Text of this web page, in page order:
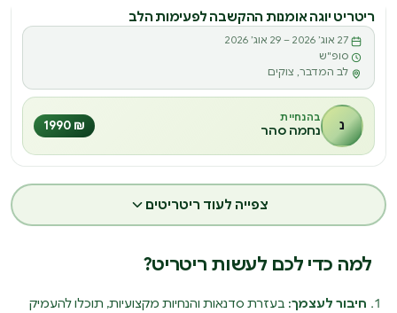
ריטריט
ר
ריטריט יוגה אומנות ההקשבה לפעימות הלב
27 אוג׳ 2026 – 29 אוג׳ 2026
סופ"ש
לב המדבר, צוקים
נ בהנחיית
נחמה סהר ₪ 1990
צפייה לעוד ריטריטים
למה כדי לכם לעשות ריטריט?
חיבור לעצמך: בעזרת סדנאות והנחיות מקצועיות, תוכלו להעמיק